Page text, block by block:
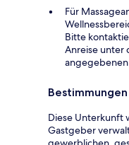
Für
Bitte
Anreise unter
Bestimmungen
Diese Unterkunft
Gastgeber